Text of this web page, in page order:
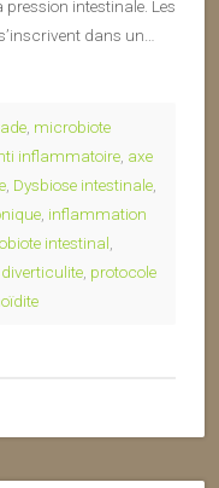
intestinale. Les
dans un…
microbiote
inflammatoire axe
Dysbiose intestinale
inflammation
intestinal
protocole